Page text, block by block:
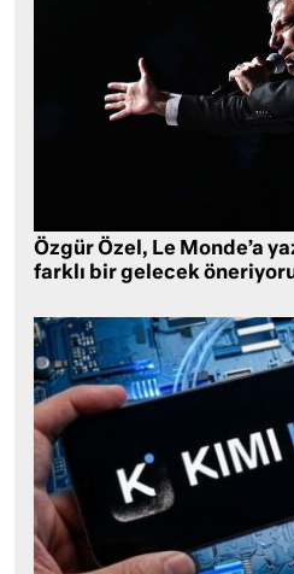
Özgür Özel, Le Monde’a
farklı bir gelecek